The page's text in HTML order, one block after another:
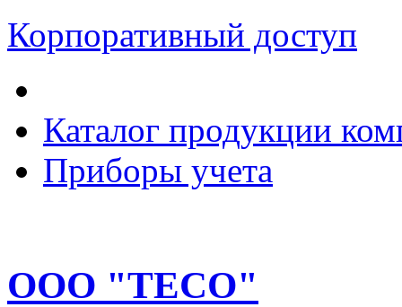
Корпоративный доступ
Каталог продукции
Приборы учета
ООО "ТЕСО"